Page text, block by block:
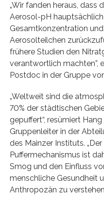
„Wir fanden heraus, dass
Aerosol-pH
Gesamtkonzentration
Aerosolteilchen
frühere Studien den
verantwortlich machten”,
Postdoc in der Gruppe
„Weltweit sind die
70% der städtischen
gepuffert“, resümiert
Gruppenleiter in der
des Mainzer Instituts.
Puffermechanismus ist
Smog und den Einfluss
menschliche Gesundheit
Anthropozän zu